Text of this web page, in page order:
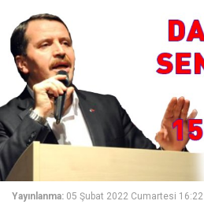
Yayınlanma: 05 Şubat 2022 Cumartesi 16:22